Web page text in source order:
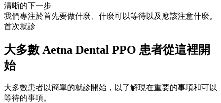
清晰的下一步
我們專注於首先要做什麼、什麼可以等待以及應該注意什麼。
首次就診
大多數 Aetna Dental PPO 患者從這裡開
始
大多數患者以簡單的就診開始，以了解現在重要的事項和可以
等待的事項。